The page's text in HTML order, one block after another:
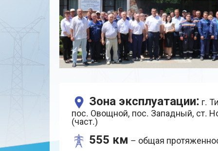
Зона эксплуатации: г.
пос. Овощной, пос. Западный, ст.
(част.)
555 км – общая